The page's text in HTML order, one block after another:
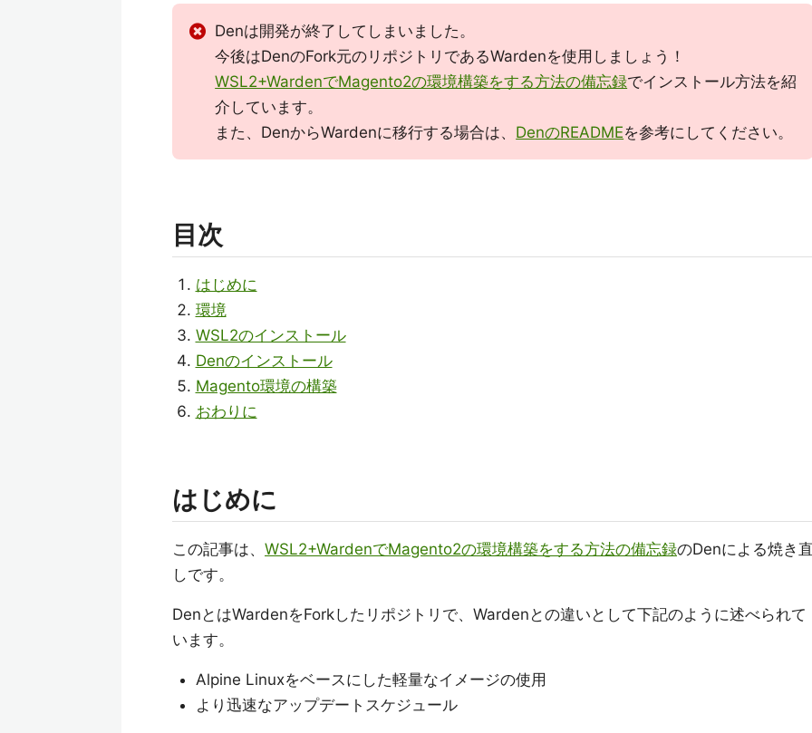
Denは開発が終了してしまいました。
今後はDenのFork元のリポジトリであるWardenを使用しましょう！
WSL2+WardenでMagento2の環境構築をする方法の備忘録でインストール方法を紹
介しています。
また、DenからWardenに移行する場合は、 DenのREADMEを参考にしてください。
目次
はじめに
環境
WSL2のインストール
Denのインストール
Magento環境の構築
おわりに
はじめに
この記事は、 WSL2+WardenでMagento2の環境構築をする方法の備忘録のDenによる焼き
しです。
DenとはWardenをForkしたリポジトリで、Wardenとの違いとして下記のように述べられて
います。
Alpine Linuxをベースにした軽量なイメージの使用
より迅速なアップデートスケジュール